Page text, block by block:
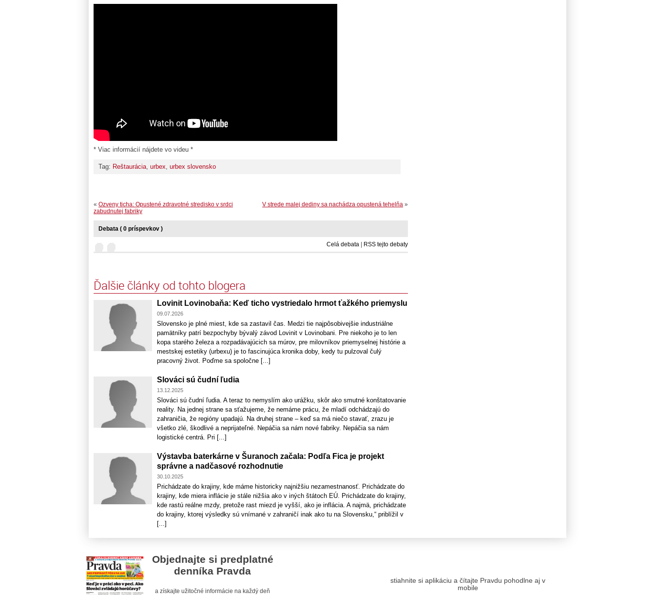
* Viac informácií nájdete vo videu *
Tag: Reštaurácia urbex urbex slovensko
V strede malej dediny sa nachádza opustená tehelňa »
« Ozveny ticha: Opustené zdravotné stredisko v srdci
zabudnutej fabriky
Debata ( 0 príspevkov )
Celá debata | RSS tejto debaty
Ďalšie články od tohto blogera
Lovinit Lovinobaňa: Keď ticho vystriedalo hrmot ťažkého priemyslu
09.07.2026
Slovensko je plné miest, kde sa zastavil čas. Medzi tie najpôsobivejšie industriálne
pamätníky patrí bezpochyby bývalý závod Lovinit v Lovinobani. Pre niekoho je to len
kopa starého železa a rozpadávajúcich sa múrov, pre milovníkov priemyselnej histórie a
mestskej estetiky (urbexu) je to fascinujúca kronika doby, kedy tu pulzoval čulý
pracovný život. Poďme sa spoločne [...]
Slováci sú čudní ľudia
13.12.2025
Slováci sú čudní ľudia. A teraz to nemyslím ako urážku, skôr ako smutné konštatovanie
reality. Na jednej strane sa sťažujeme, že nemáme prácu, že mladí odchádzajú do
zahraničia, že regióny upadajú. Na druhej strane – keď sa má niečo stavať, zrazu je
všetko zlé, škodlivé a neprijateľné. Nepáčia sa nám nové fabriky. Nepáčia sa nám
logistické centrá. Pri [...]
Výstavba baterkárne v Šuranoch začala: Podľa Fica je projekt
správne a nadčasové rozhodnutie
30.10.2025
Prichádzate do krajiny, kde máme historicky najnižšiu nezamestnanosť. Prichádzate do
krajiny, kde miera inflácie je stále nižšia ako v iných štátoch EÚ. Prichádzate do krajiny,
kde rastú reálne mzdy, pretože rast miezd je vyšší, ako je inflácia. A najmä, prichádzate
do krajiny, ktorej výsledky sú vnímané v zahraničí inak ako tu na Slovensku,“ priblížil v
[...]
Objednajte si predplatné
denníka Pravda
a získajte užitočné informácie na každý deň
stiahnite si aplikáciu a čítajte Pravdu pohodlne aj v
mobile